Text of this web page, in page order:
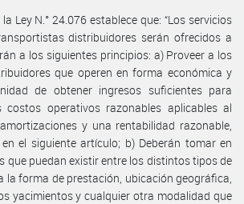
Ley N.° 24.076 establece que: “Los servicios
distribuidores serán ofrecidos a
a los siguientes principios: a) Proveer a los
que operen en forma económica y
de obtener ingresos suficientes para
operativos razonables aplicables al
y una rentabilidad razonable,
el siguiente artículo; b) Deberán tomar en
que puedan existir entre los distintos tipos de
la forma de prestación, ubicación geográfica,
yacimientos y cualquier otra modalidad que